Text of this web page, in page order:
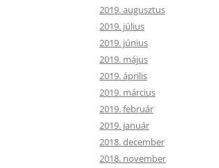
2019. augusztus
2019. július
2019. június
2019. május
2019. április
2019. március
2019. február
2019. január
2018. december
2018. november